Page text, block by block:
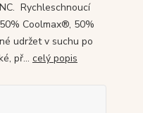
Rychleschnoucí
Coolmax®, 50%
udržet v suchu po
př... celý popis